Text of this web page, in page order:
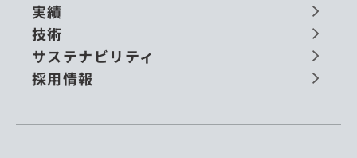
実績
技術
サステナビリティ
採用情報